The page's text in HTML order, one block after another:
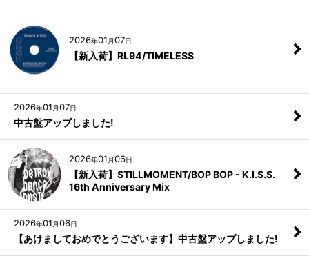
2026年01 月07日
【新入荷】RL94/TIMELESS
2026年01 月07日
中古盤アップしました!
2026年01 月06日
【新入荷】STILLMOMENT/BOP BOP - K.I.S.S.
16th Anniversary Mix
2026年01 月06日
【あけましておめでとうございます】中古盤アップしました!